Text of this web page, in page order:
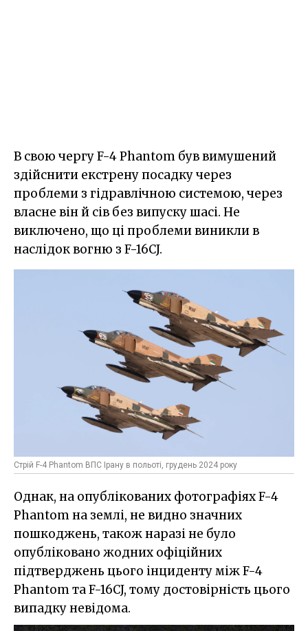
В свою чергу F-4 Phantom був вимушений
здійснити екстрену посадку через
проблеми з гідравлічною системою, через
власне він й сів без випуску шасі. Не
виключено, що ці проблеми виникли в
наслідок вогню з F-16CJ.
Стрій F-4 Phantom ВПС Ірану в польоті, грудень 2024 року
Однак, на опублікованих фотографіях F-4
Phantom на землі, не видно значних
пошкоджень, також наразі не було
опубліковано жодних офіційних
підтверджень цього інциденту між F-4
Phantom та F-16CJ, тому достовірність цього
випадку невідома.